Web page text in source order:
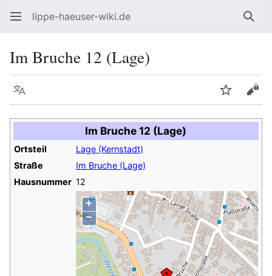
lippe-haeuser-wiki.de
Im Bruche 12 (Lage)
Sprache
Im Bruche 12 (Lage)
Ortsteil
Lage (Kernstadt)
Straße
Im Bruche (Lage)
Hausnummer 12
+
−